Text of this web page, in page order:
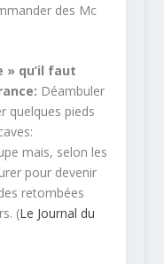
des Mc
» qu’il faut
Déambuler
quelques pieds
mais, selon les
pour devenir
retombées
(Le Journal du